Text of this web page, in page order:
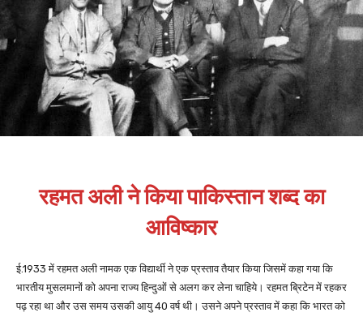
रहमत अली ने किया पाकिस्तान शब्द का
आविष्कार
ई.1933 में रहमत अली नामक एक विद्यार्थी ने एक प्रस्ताव तैयार किया जिसमें कहा गया कि
भारतीय मुसलमानों को अपना राज्य हिन्दुओं से अलग कर लेना चाहिये। रहमत ब्रिटेन में रहकर
पढ़ रहा था और उस समय उसकी आयु 40 वर्ष थी। उसने अपने प्रस्ताव में कहा कि भारत को